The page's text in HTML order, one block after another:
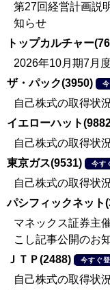
第27回経営計画説
知らせ
トップカルチャー
2026年10月期7月
ザ・パック(3950)
自己株式の取得状
イエローハット
自己株式の取得状
東京ガス(9531)
今す
自己株式の取得状
パシフィックネット
マネックス証券主
こし記事公開のお
ＪＴＰ(2488)
今すぐ
自己株式の取得状